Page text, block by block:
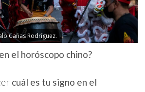
Cañas Rodríguez.
el horóscopo chino?
cuál es tu signo en el